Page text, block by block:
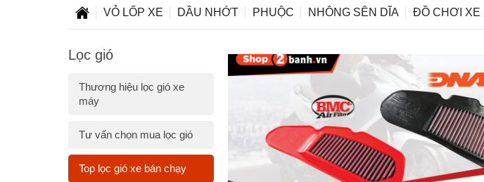
VỎ LỐP XE DẦU NHỚT PHUỘC NHÔNG SÊN DĨA ĐỒ CHƠI XE
Lọc gió
Thương hiệu lọc gió xe
máy
Tư vấn chọn mua lọc gió
Top lọc gió xe bán chạy